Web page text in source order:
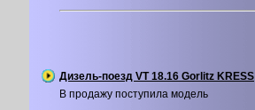
Дизель-поезд VT 18.16 Gorlitz KRESS
В продажу поступила модель